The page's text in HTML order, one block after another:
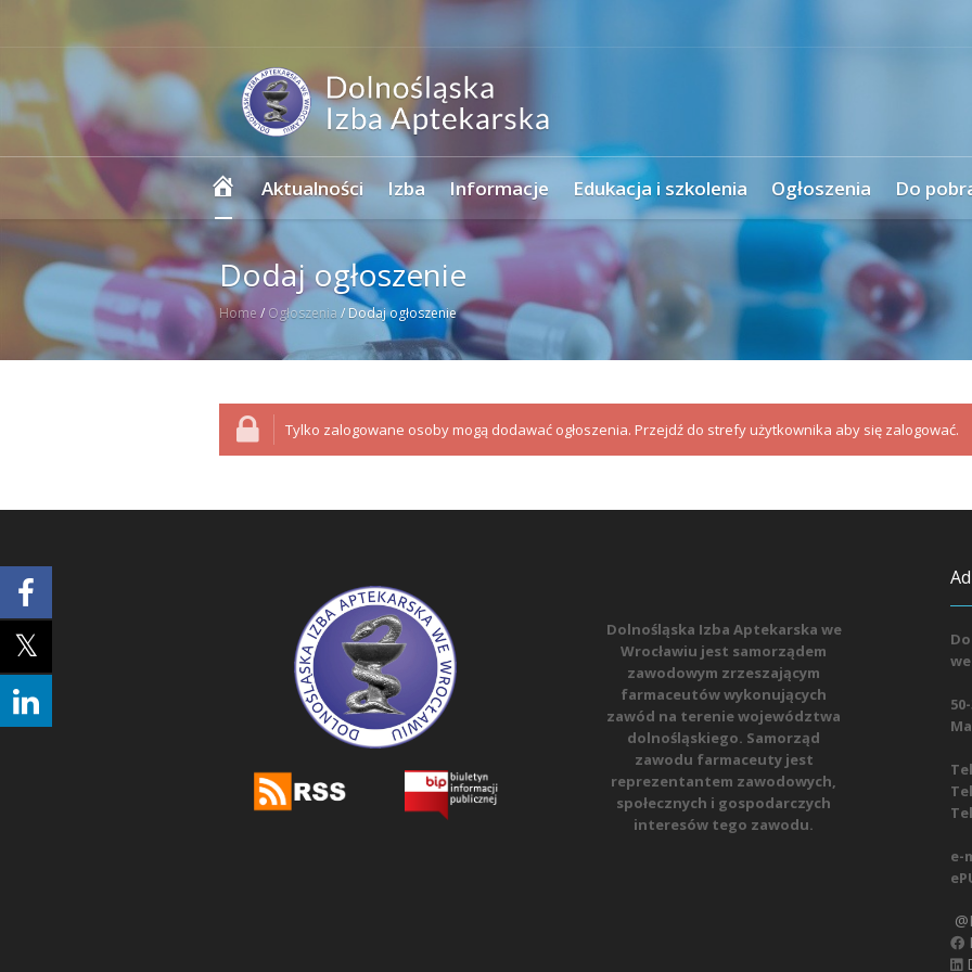
Strona
główna
Aktualności Izba Informacje Edukacja i szkolenia Ogłoszenia Do
Dodaj ogłoszenie
Home / Ogłoszenia / Dodaj ogłoszenie
Tylko zalogowane osoby mogą dodawać ogłoszenia. Przejdź do strefy użytkownika aby się zalogować.
Dolnośląska Izba Aptekarska we
Wrocławiu jest samorządem
zawodowym zrzeszającym
farmaceutów wykonujących
zawód na terenie województwa
dolnośląskiego. Samorząd
zawodu farmaceuty jest
reprezentantem zawodowych,
społecznych i gospodarczych
interesów tego zawodu.
e-